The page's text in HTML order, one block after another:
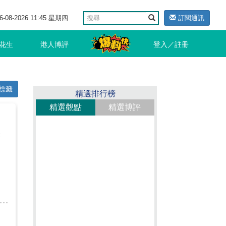
08-2026 11:45 星期四 訂閱通訊
生 港人博評 登入／註冊
籤
精選排行榜
精選觀點
精選博評